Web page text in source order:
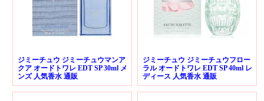
ジミーチュウ ジミーチュウマンア
クア オードトワレ EDT SP 30ml メ
ンズ 人気香水 通販
ジミーチュウ ジミーチュウフロー
ラル オードトワレ EDT SP 40ml レ
ディース 人気香水 通販